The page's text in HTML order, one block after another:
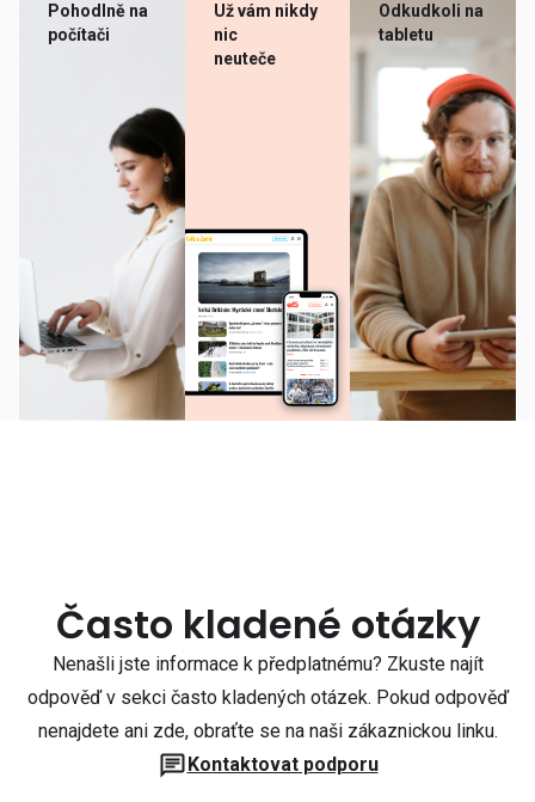
Pohodlně na
počítači
Už vám nikdy
nic
neuteče
Odkudkoli na
tabletu
Často kladené otázky
Nenašli jste informace k předplatnému? Zkuste najít
odpověď v sekci často kladených otázek. Pokud odpověď
nenajdete ani zde, obraťte se na naši zákaznickou linku.
Kontaktovat podporu